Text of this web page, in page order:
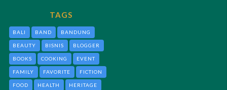
TAGS
BALI BAND BANDUNG
BEAUTY BISNIS BLOGGER
BOOKS COOKING EVENT
FAMILY FAVORITE FICTION
FOOD HEALTH HERITAGE